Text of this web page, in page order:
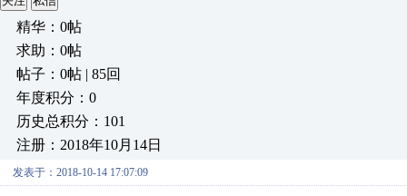
精华：0帖
求助：0帖
帖子：0帖 | 85回
年度积分：0
历史总积分：101
注册：2018年10月14日
发表于：2018-10-14 17:07:09